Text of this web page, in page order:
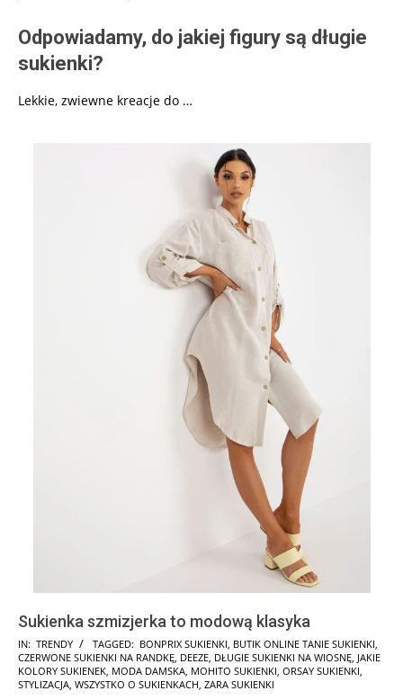
Odpowiadamy, do jakiej figury są długie
sukienki?
Lekkie, zwiewne kreacje do …
Sukienka szmizjerka to modową klasyka
2025-
02-
01
IN: TRENDY TAGGED: BONPRIX SUKIENKI BUTIK ONLINE TANIE SUKIENKI
CZERWONE SUKIENKI NA RANDKĘ DEEZE DŁUGIE SUKIENKI NA WIOSNĘ JAKIE
KOLORY SUKIENEK MODA DAMSKA MOHITO SUKIENKI ORSAY SUKIENKI
STYLIZACJA WSZYSTKO O SUKIENKACH ZARA SUKIENKI